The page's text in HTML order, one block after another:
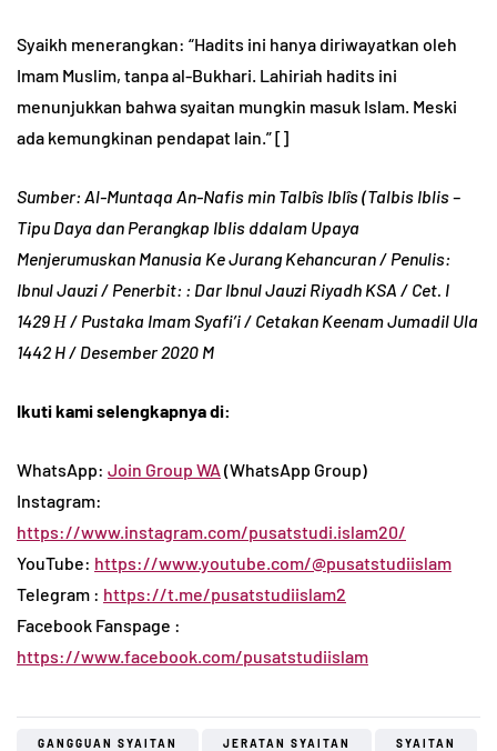
Syaikh menerangkan: “Hadits ini hanya diriwayatkan oleh
Imam Muslim, tanpa al-Bukhari. Lahiriah hadits ini
menunjukkan bahwa syaitan mungkin masuk Islam. Meski
ada kemungkinan pendapat lain.” []
Sumber: Al-Muntaqa An-Nafis min Talbîs Iblîs (Talbis Iblis –
Tipu Daya dan Perangkap Iblis ddalam Upaya
Menjerumuskan Manusia Ke Jurang Kehancuran / Penulis:
Ibnul Jauzi / Penerbit: : Dar Ibnul Jauzi Riyadh KSA / Cet. I
1429 Η / Pustaka Imam Syafi’i / Cetakan Keenam Jumadil Ula
1442 H / Desember 2020 M
Ikuti kami selengkapnya di:
WhatsApp: Join Group WA (WhatsApp Group)
Instagram:
https://www.instagram.com/pusatstudi.islam20/
YouTube: https://www.youtube.com/@pusatstudiislam
Telegram : https://t.me/pusatstudiislam2
Facebook Fanspage :
https://www.facebook.com/pusatstudiislam
GANGGUAN SYAITAN JERATAN SYAITAN SYAITAN